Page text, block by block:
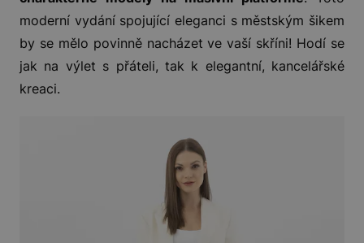
moderní vydání spojující eleganci s městským šikem
by se mělo povinně nacházet ve vaší skříni! Hodí se
jak na výlet s přáteli, tak k elegantní, kancelářské
kreaci.